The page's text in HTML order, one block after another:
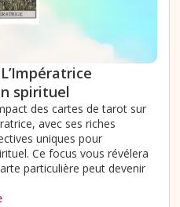
spirituel
des cartes de tarot sur
avec ses riches
uniques pour
Ce focus vous révélera
particulière peut devenir